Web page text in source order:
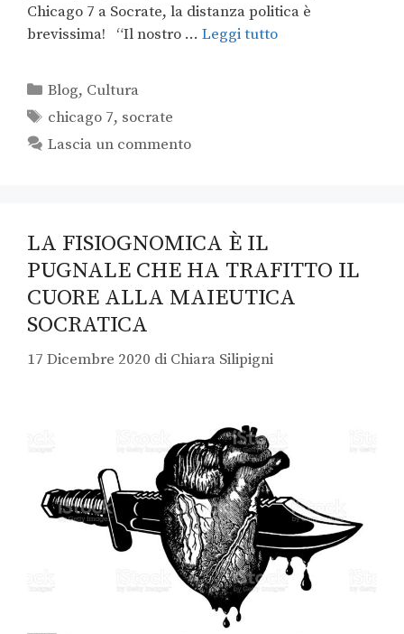
Chicago 7 a Socrate, la distanza politica è
brevissima! “Il nostro … Leggi tutto
Blog, Cultura
chicago 7, socrate
Lascia un commento
LA FISIOGNOMICA È IL
PUGNALE CHE HA TRAFITTO IL
CUORE ALLA MAIEUTICA
SOCRATICA
17 Dicembre 2020 di Chiara Silipigni